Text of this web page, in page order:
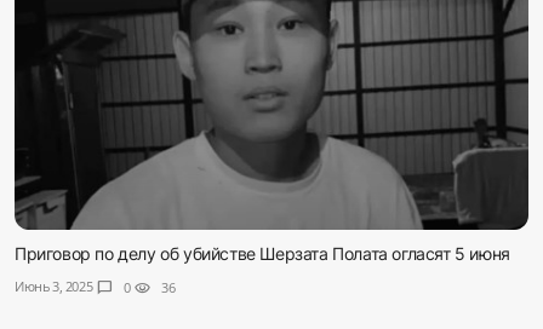
Приговор по делу об убийстве Шерзата Полата огласят 5 июня
Июнь 3, 2025 chat_bubble 0 visibility 36